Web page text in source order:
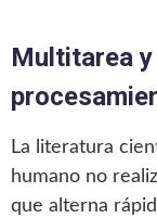
Multitarea
La literatura
humano no
que alterna